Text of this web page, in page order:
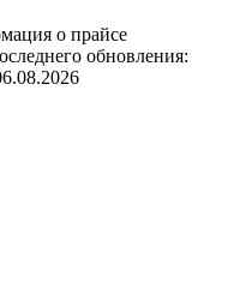
о прайсе
обновления: